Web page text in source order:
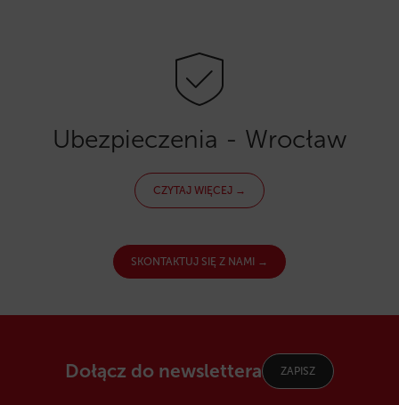
Ubezpieczenia - Wrocław
CZYTAJ WIĘCEJ →
SKONTAKTUJ SIĘ Z NAMI →
Dołącz do newslettera ZAPISZ